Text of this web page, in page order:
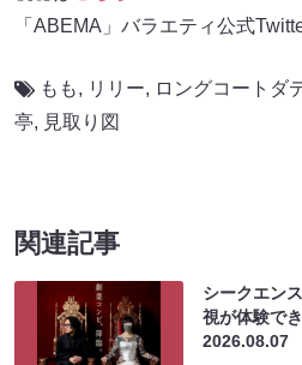
「ABEMA」バラエティ公式
もも, リリー, ロングコートダ
亭, 見取り図
関連記事
シークエン
視が体験で
2026.08.07